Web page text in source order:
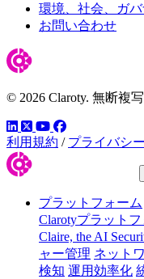
環境、社会、ガ
お問い合わせ
© 2026 Claroty. 無断複
LinkedIn
ツイッター
YouTube
Facebook
利用規約 / プライバシ
プラットフォーム
Clarotyプラット
Claire, the AI
ャー管理 ネット
検知 運用効率化